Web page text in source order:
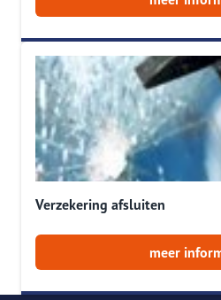
Verzekering afsluiten
meer